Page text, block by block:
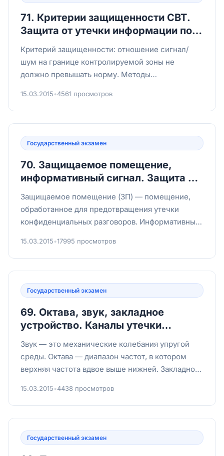
71. Критерии защищенности СВТ.
Защита от утечки информации по
каналам связи.
Критерий защищенности: отношение сигнал/
шум на границе контролируемой зоны не
должно превышать норму. Методы
15.03.2015•4561 просмотров
Государственный экзамен
70. Защищаемое помещение,
информативный сигнал. Защита от
утечки речевой информации.
Защищаемое помещение (ЗП) — помещение,
обработанное для предотвращения утечки
конфиденциальных разговоров. Информативный
15.03.2015•17995 просмотров
Государственный экзамен
69. Октава, звук, закладное
устройство. Каналы утечки
информации по каналам связи.
Звук — это механические колебания упругой
среды. Октава — диапазон частот, в котором
верхняя частота вдвое выше нижней. Закладное
15.03.2015•4438 просмотров
Государственный экзамен